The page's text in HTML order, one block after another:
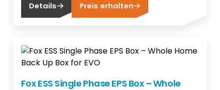
Details Preis erhalten
Fox ESS Single Phase EPS Box – Whole